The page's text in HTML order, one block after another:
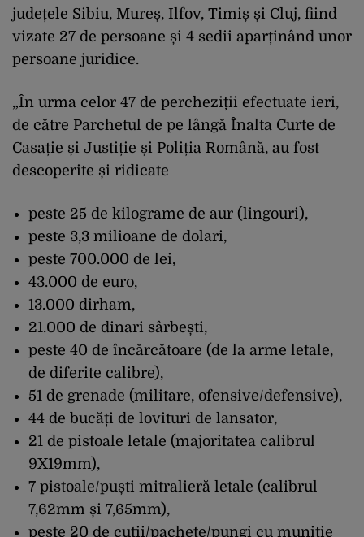
județele Sibiu, Mureș, Ilfov, Timiș și Cluj, fiind
vizate 27 de persoane și 4 sedii aparținând unor
persoane juridice.
„În urma celor 47 de percheziții efectuate ieri,
de către Parchetul de pe lângă Înalta Curte de
Casație și Justiție și Poliția Română, au fost
descoperite și ridicate
peste 25 de kilograme de aur (lingouri),
peste 3,3 milioane de dolari,
peste 700.000 de lei,
43.000 de euro,
13.000 dirham,
21.000 de dinari sârbești,
peste 40 de încărcătoare (de la arme letale,
de diferite calibre),
51 de grenade (militare, ofensive/defensive),
44 de bucăți de lovituri de lansator,
21 de pistoale letale (majoritatea calibrul
9X19mm),
7 pistoale/puști mitralieră letale (calibrul
7,62mm și 7,65mm),
peste 20 de cutii/pachete/pungi cu muniție